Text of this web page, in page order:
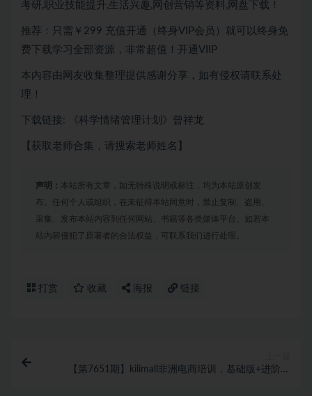
考研,职业技能提升,生活兴趣,网创营销等资料,网盘下载！
推荐：只需￥299 充值开通（终身VIP会员）就可以终身免
费下载学习全部资源，非常超值！开通VIIP
本内容由网友收集整理提供感谢分享，如有侵权请联系处
理！
下载链接: 《科学情绪管理计划》曾祥龙
【获取老师合集，请搜索老师姓名】
声明： 本站所有文章，如无特殊说明或标注，均为本站原创发
布。任何个人或组织，在未征得本站同意时，禁止复制、盗用、
采集、发布本站内容到任何网站、书籍等各类媒体平台。如若本
站内容侵犯了原著者的合法权益，可联系我们进行处理。
打赏 收藏 海报 链接
【第7651期】kilimall非洲电商培训，基础版+进阶版